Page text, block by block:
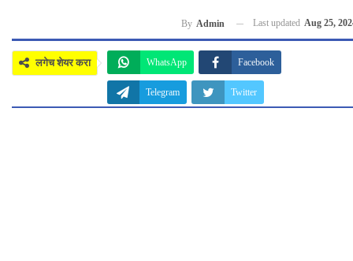
By Admin Last updated Aug 25,
लगेच शेयर करा WhatsApp Facebook
Telegram Twitter